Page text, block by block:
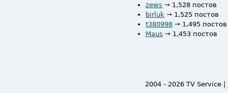
zews → 1,528 постов
birluk → 1,525 постов
t380998 → 1,495 постов
Maus → 1,453 постов
2004 - 2026 TV Service |